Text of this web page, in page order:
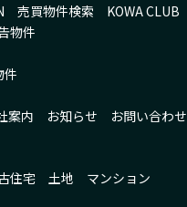
売買物件検索 KOWA CLUB
物件
件
案内 お知らせ お問い合わせ
住宅 土地 マンション